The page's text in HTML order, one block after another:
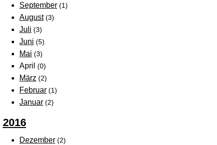
September (1)
August (3)
Juli (3)
Juni (5)
Mai (3)
April (0)
März (2)
Februar (1)
Januar (2)
2016
Dezember (2)